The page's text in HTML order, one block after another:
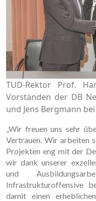
TUD-Rektor Prof.
Vorständen der DB
und Jens Bergmann
„Wir freuen uns sehr
Vertrauen. Wir arbeiten
Projekten eng mit der
wir dank unserer
und
Infrastrukturoffensive
damit einen